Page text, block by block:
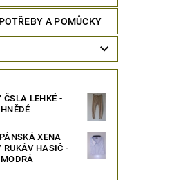
A POMŮCKY
ČSLA LEHKÉ -
XENA
RUKÁV HASIČ -